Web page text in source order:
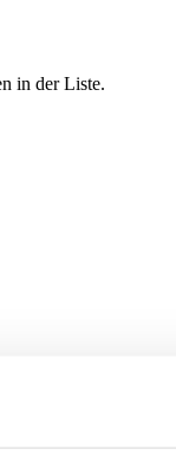
in der Liste.